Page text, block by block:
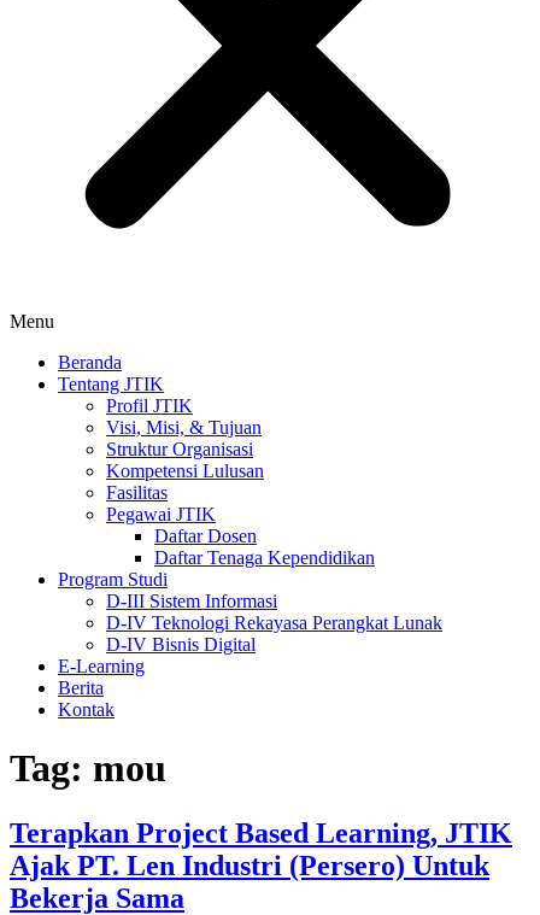
Menu
Beranda
Tentang JTIK
Profil JTIK
Visi, Misi, & Tujuan
Struktur Organisasi
Kompetensi Lulusan
Fasilitas
Pegawai JTIK
Daftar Dosen
Daftar Tenaga Kependidikan
Program Studi
D-III Sistem Informasi
D-IV Teknologi Rekayasa Perangkat Lunak
D-IV Bisnis Digital
E-Learning
Berita
Kontak
Tag: mou
Terapkan Project Based Learning, JTIK
Ajak PT. Len Industri (Persero) Untuk
Bekerja Sama